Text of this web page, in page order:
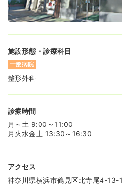
施設形態・診療科目
一般病院
整形外科
診療時間
月～土 9:00～11:00
月火水金土 13:30～16:30
アクセス
神奈川県横浜市鶴見区北寺尾4-13-1